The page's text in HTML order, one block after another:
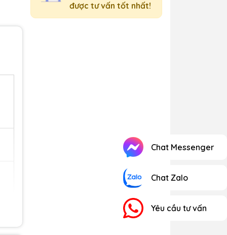
được tư vấn tốt nhất!
Chat Messenger
Chat Zalo
Yêu cầu tư vấn